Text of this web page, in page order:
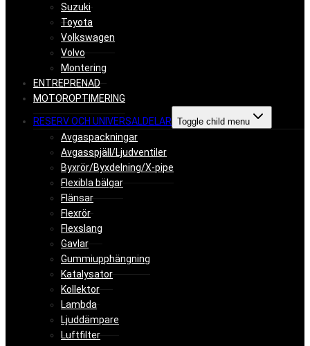
Suzuki
Toyota
Volkswagen
Volvo
Montering
ENTREPRENAD
MOTOROPTIMERING
RESERV OCH UNIVERSALDELAR Toggle child menu
Avgaspackningar
Avgasspjäll/Ljudventiler
Byxrör/Byxdelning/X-pipe
Flexibla bälgar
Flänsar
Flexrör
Flexslang
Gavlar
Gummiupphängning
Katalysator
Kollektor
Lambda
Ljuddämpare
Luftfilter